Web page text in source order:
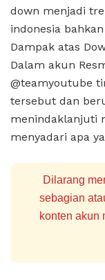
down menjadi
indonesia
Dampak atas
Dalam akun
@teamyoutube
tersebut dan
menindaklanjuti
menyadari apa
Dilarang
sebagian
konten akun